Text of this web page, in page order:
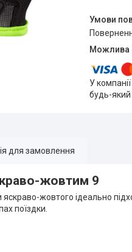
У
будь-
для замовлення
жовтим 9
жовтого ідеально
поїздки.